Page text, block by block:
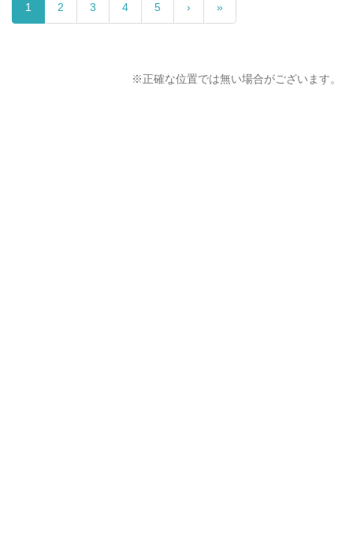
1 2 3 4 5 › »
※正確な位置では無い場合がございます。